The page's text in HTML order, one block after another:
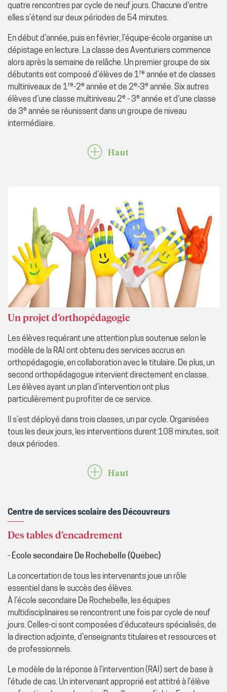
quatre rencontres par cycle de neuf jours. Chacune d'entre
elles s’étend sur deux périodes de 54 minutes.
En début d’année, puis en février, l’équipe-école organise un
dépistage en lecture. La classe des Aventuriers commence
alors après la semaine de relâche. Un premier groupe de six
débutants est composé d’élèves de 1re année et de classes
multiniveaux de 1re-2e année et de 2e-3e année. Six autres
élèves d’une classe multiniveau 2e - 3e année et d'une classe
de 3e année se réunissent dans un groupe de niveau
intermédiaire.
Haut
Un projet d’orthopédagogie
Les élèves requérant une attention plus soutenue selon le
modèle de la RAI ont obtenu des services accrus en
orthopédagogie, en collaboration avec le titulaire. De plus, un
second orthopédagogue intervient directement en classe.
Les élèves ayant un plan d’intervention ont plus
particulièrement pu profiter de ce service.
Il s’est déployé dans trois classes, un par cycle. Organisées
tous les deux jours, les interventions durent 108 minutes, soit
deux périodes.
Haut
Centre de services scolaire des Découvreurs
Des tables d’encadrement
- École secondaire De Rochebelle (Québec)
La concertation de tous les intervenants joue un rôle
essentiel dans le succès des élèves.
À l’école secondaire De Rochebelle, les équipes
multidisciplinaires se rencontrent une fois par cycle de neuf
jours. Celles-ci sont composées d’éducateurs spécialisés, de
la direction adjointe, d’enseignants titulaires et ressources et
de professionnels.
Le modèle de la réponse à l’intervention (RAI) sert de base à
l’étude de cas. Un intervenant approprié est attitré à l’élève